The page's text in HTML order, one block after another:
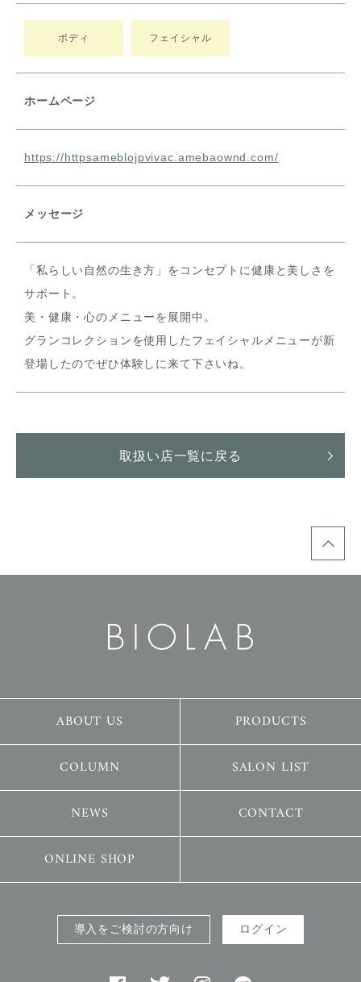
ボディ フェイシャル
ホームページ
https://httpsameblojpvivac.amebaownd.com/
メッセージ
「私らしい自然の生き方」をコンセプトに健康と美しさを
サポート。
美・健康・心のメニューを展開中。
グランコレクションを使用したフェイシャルメニューが新
登場したのでぜひ体験しに来て下さいね。
取扱い店一覧に戻る
ABOUT US PRODUCTS
COLUMN SALON LIST
NEWS CONTACT
ONLINE SHOP
導入をご検討の方向け ログイン